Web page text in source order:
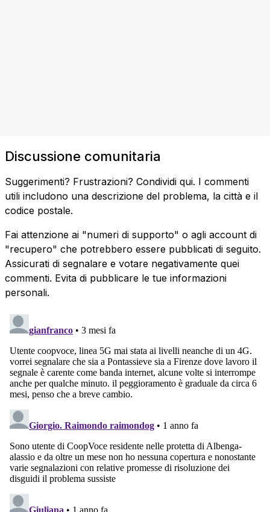
Discussione comunitaria
Suggerimenti? Frustrazioni? Condividi qui. I commenti
utili includono una descrizione del problema, la città e il
codice postale.
Fai attenzione ai "numeri di supporto" o agli account di
"recupero" che potrebbero essere pubblicati di seguito.
Assicurati di segnalare e votare negativamente quei
commenti. Evita di pubblicare le tue informazioni
personali.